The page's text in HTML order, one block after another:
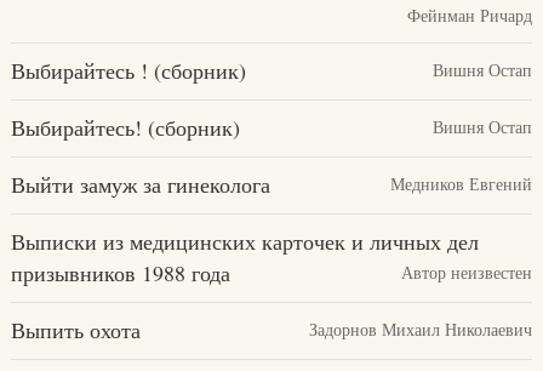
Фейнман Ричард
Выбирайтесь ! (сборник) Вишня Остап
Выбирайтесь! (сборник) Вишня Остап
Выйти замуж за гинеколога Медников Евгений
Выписки из медицинских карточек и личных дел
призывников 1988 года
Автор неизвестен
Выпить охота Задорнов Михаил Николаевич